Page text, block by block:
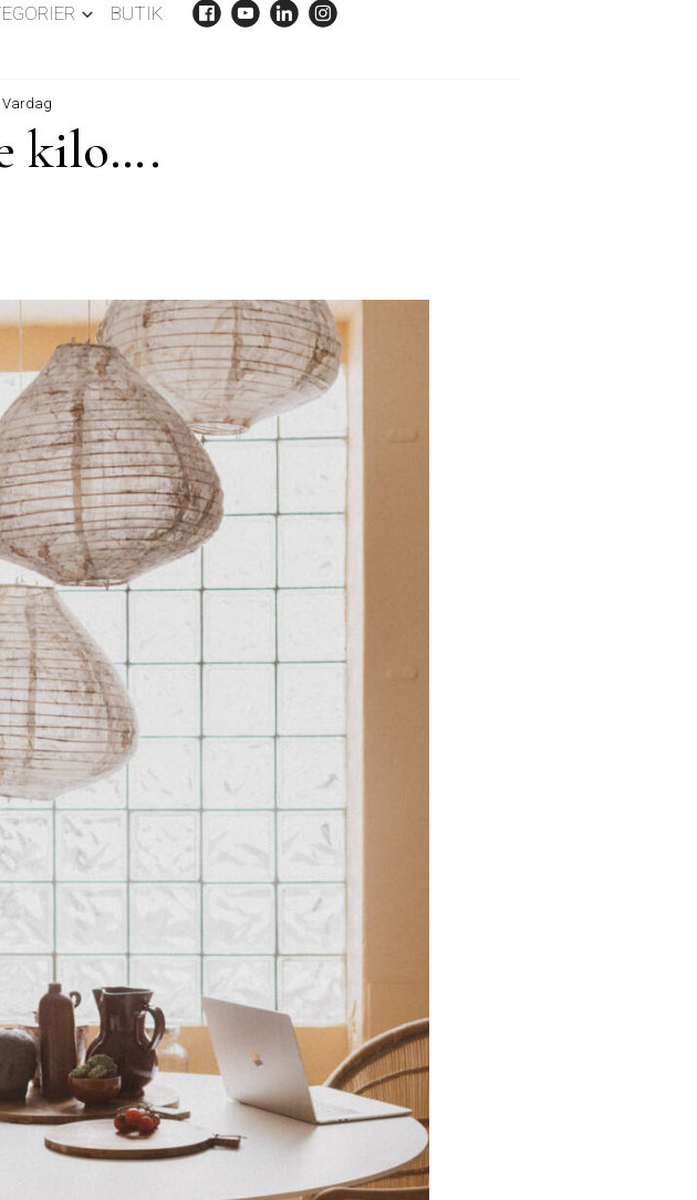
BUTIK
Vardag
kilo….